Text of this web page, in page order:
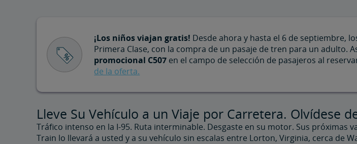
¡Los niños viajan gratis! Desde ahora y hasta el 6 de septiembre,
Primera Clase, con la compra de un pasaje de tren para un adulto.
promocional C507 en el campo de selección de pasajeros al
de la oferta.
Lleve Su Vehículo a un Viaje por Carretera. Olvídese
Tráfico intenso en la I-95. Ruta interminable. Desgaste en su motor. Sus próximas
Train lo llevará a usted y a su vehículo sin escalas entre Lorton, Virginia, cerca de